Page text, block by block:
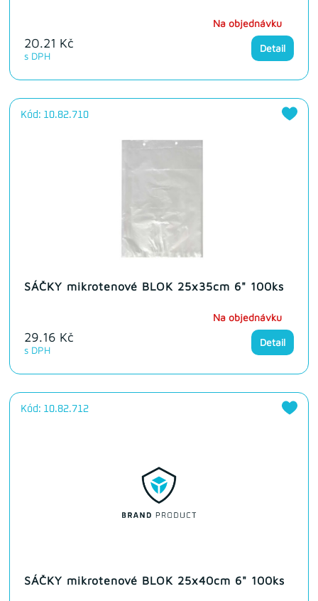
20.21 Kč
s DPH
Na objednávku
Detail
Kód: 10.82.710
SÁČKY mikrotenové BLOK 25x35cm 6" 100ks
29.16 Kč
s DPH
Na objednávku
Detail
Kód: 10.82.712
SÁČKY mikrotenové BLOK 25x40cm 6" 100ks